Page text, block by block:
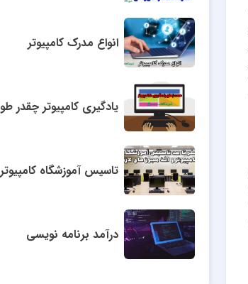
انواع مدرک کامپیوتر
تاسیس آموزشگاه کامپیوتر
درآمد برنامه نویسی